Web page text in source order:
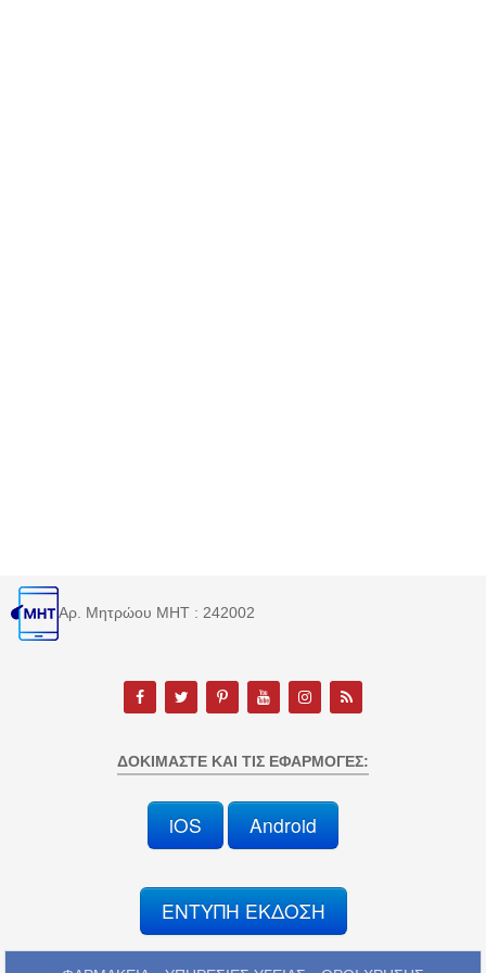
Αρ. Μητρώου MHT : 242002
ΔΟΚΙΜΆΣΤΕ ΚΑΙ ΤΙΣ ΕΦΑΡΜΟΓΈΣ:
iOS Android
ΕΝΤΥΠΗ ΕΚΔΟΣΗ